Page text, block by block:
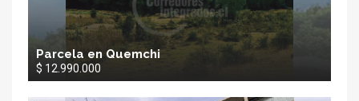
Parcela en Quemchi
$ 12.990.000